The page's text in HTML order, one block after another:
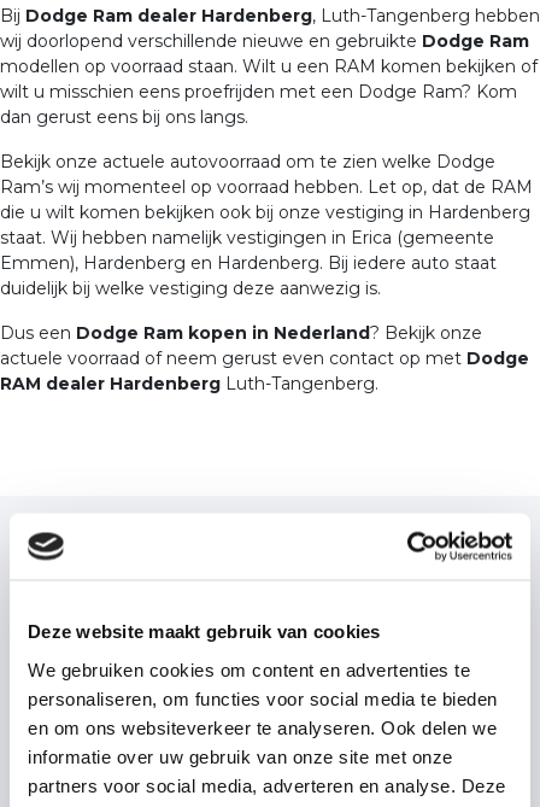
Deze website maakt gebruik van cookies
We gebruiken cookies om content en advertenties te
personaliseren, om functies voor social media te bieden
en om ons websiteverkeer te analyseren. Ook delen we
informatie over uw gebruik van onze site met onze
partners voor social media, adverteren en analyse. Deze
Bij Dodge Ram dealer Hardenberg, Luth-Tangenberg hebben
wij doorlopend verschillende nieuwe en gebruikte Dodge Ram
modellen op voorraad staan. Wilt u een RAM komen bekijken of
wilt u misschien eens proefrijden met een Dodge Ram? Kom
dan gerust eens bij ons langs.
Bekijk onze actuele autovoorraad om te zien welke Dodge
Ram’s wij momenteel op voorraad hebben. Let op, dat de RAM
die u wilt komen bekijken ook bij onze vestiging in Hardenberg
staat. Wij hebben namelijk vestigingen in Erica (gemeente
Emmen), Hardenberg en Hardenberg. Bij iedere auto staat
duidelijk bij welke vestiging deze aanwezig is.
Dus een Dodge Ram kopen in Nederland? Bekijk onze
actuele voorraad of neem gerust even contact op met Dodge
RAM dealer Hardenberg Luth-Tangenberg.